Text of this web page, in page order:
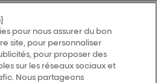
pour nous assurer du bon
site, pour personnaliser
pour proposer des
sur les réseaux sociaux et
Nous partageons